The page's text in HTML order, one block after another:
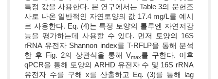
특정 값을 사용한다. 본 연구에서는 Table 3의 문헌조
사로 나온 일반적인 자연토양의 값 17.4 mg/L를 예시
로 사용한다. Eq. (4)는 특정 토양의 톨루엔 자연저감
능을 평가하는데 사용할 수 있다. 먼저 토양의 16S
rRNA 유전자 Shannon index를 T-RFLP을 통해 분석
한 후 Fig. 2의 상관식을 통해 Vmax를 구한다. 이후
qPCR을 통해 토양의 ARHD 유전자 수 및 16S rRNA
유전자 수를 구해 x를 산출하고 Eq. (3)를 통해 lag